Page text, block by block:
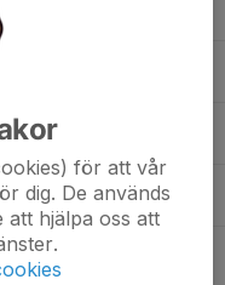
för att vår
dig. De används
hjälpa oss att